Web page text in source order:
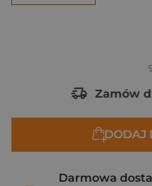
Zamów
DODAJ
Darmowa